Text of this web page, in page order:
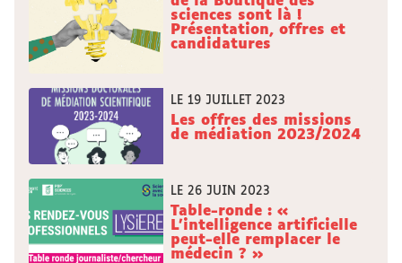
sciences sont là !
Présentation, offres et
candidatures
LE 19 JUILLET 2023
Les offres des missions
de médiation 2023/2024
LE 26 JUIN 2023
Table-ronde : «
L’intelligence artificielle
peut-elle remplacer le
médecin ? »